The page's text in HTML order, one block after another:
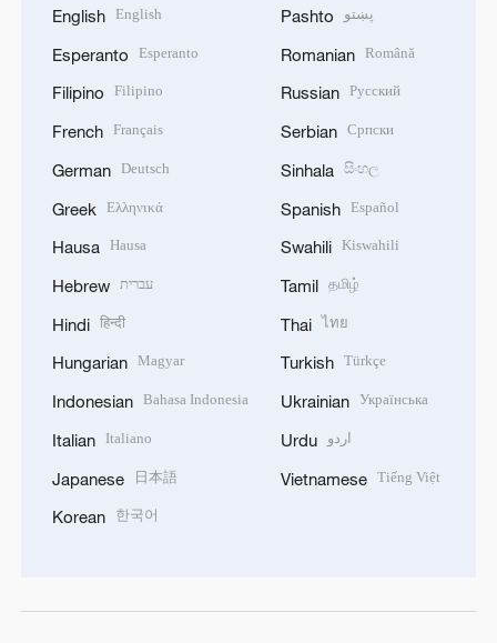
English English
Esperanto Esperanto
Filipino Filipino
French Français
German Deutsch
Greek Ελληνικά
Hausa Hausa
Hebrew עברית
Hindi हिन्दी
Hungarian Magyar
Indonesian Bahasa Indonesia
Italian Italiano
Japanese 日本語
Korean 한국어
Pashto پښتو
Romanian Română
Russian Русский
Serbian Српски
Sinhala සිංහල
Spanish Español
Swahili Kiswahili
Tamil தமிழ்
Thai ไทย
Turkish Türkçe
Ukrainian Українська
Urdu اردو
Vietnamese Tiếng Việt